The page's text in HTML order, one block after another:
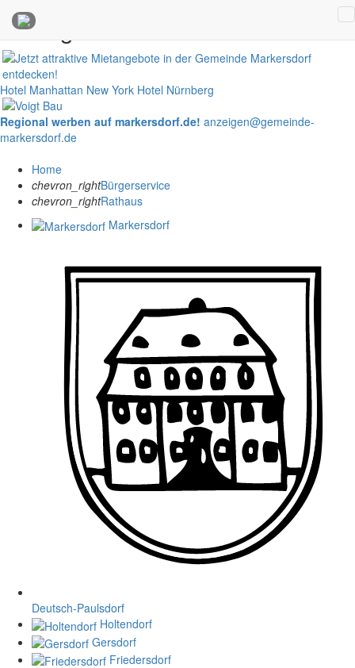
Anzeigen
Hotel Manhattan New York Hotel Nürnberg
Regional werben auf markersdorf.de! anzeigen@gemeinde-
markersdorf.de
Home
chevron_rightBürgerservice
chevron_rightRathaus
Markersdorf
Deutsch-Paulsdorf
Holtendorf
Gersdorf
Friedersdorf